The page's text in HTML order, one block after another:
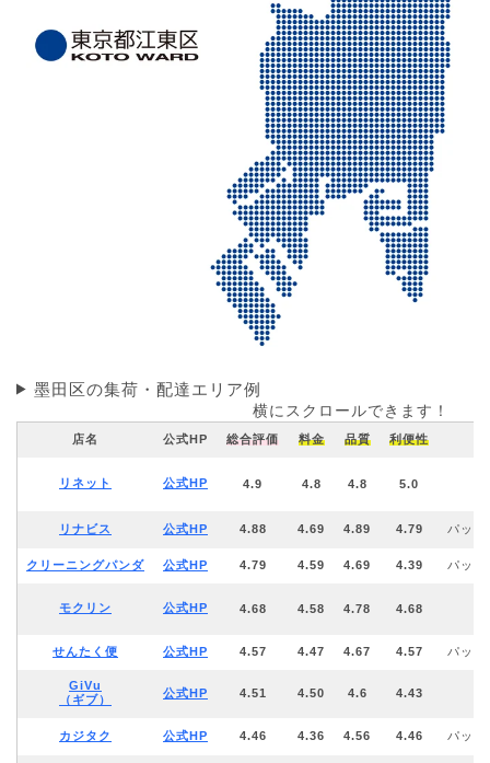
墨田区の集荷・配達エリア例
横にスクロールできます！
店名 公式HP 総合評価 料金 品質 利便性
リネット 公式HP 4.9 4.8 4.8 5.0
リナビス 公式HP 4.88 4.69 4.89 4.79 パッ
クリーニングパンダ 公式HP 4.79 4.59 4.69 4.39 パッ
モクリン 公式HP 4.68 4.58 4.78 4.68
せんたく便 公式HP 4.57 4.47 4.67 4.57 パッ
GiVu
（ギブ）
公式HP 4.51 4.50 4.6 4.43
カジタク 公式HP 4.46 4.36 4.56 4.46 パッ